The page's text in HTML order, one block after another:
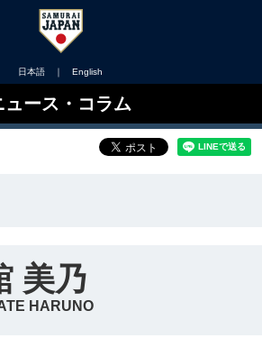
日本語 ｜ English
ース・コラム
美乃
HARUNO